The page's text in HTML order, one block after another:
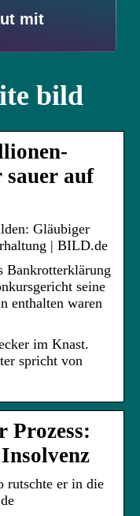
mit
bild
sauer auf
Gläubiger
| BILD.de
seine
enthalten waren
im Knast.
spricht von
Prozess:
rutschte er in die